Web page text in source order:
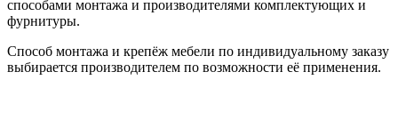
способами монтажа и производителями комплектующих и
фурнитуры.
Способ монтажа и крепёж мебели по индивидуальному заказу
выбирается производителем по возможности её применения.